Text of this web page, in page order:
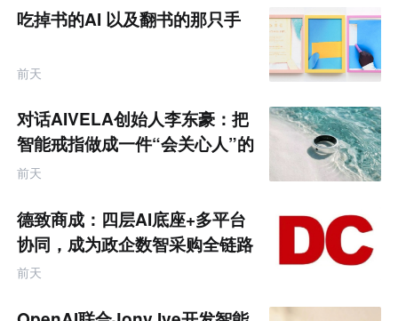
题
吃掉书的AI 以及翻书的那只手
前天
对话AIVELA创始人李东豪：把
智能戒指做成一件“会关心人”的
饰品
前天
德致商成：四层AI底座+多平台
协同，成为政企数智采购全链路
服务商
前天